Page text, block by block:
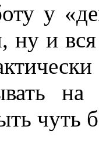
у
ну и
чуть